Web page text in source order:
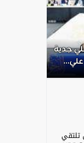
جدية
تلتقي